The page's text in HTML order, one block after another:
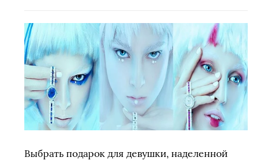
Выбрать подарок для девушки, наделенной